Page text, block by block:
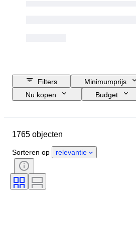
Filters
Minimumprijs
Nu kopen
Budget
Land van herkomst
Geslacht
Conditie
Steen
Certificaat
Stijl
Valuta
1765 objecten
Sorteren op relevantie